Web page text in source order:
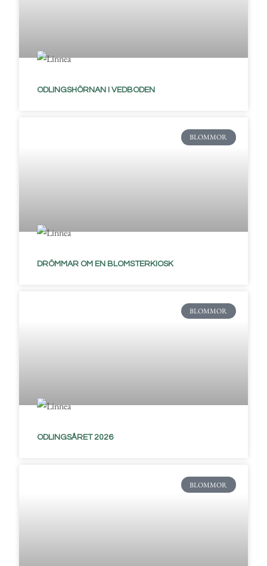
ODLINGSHÖRNAN I VEDBODEN
BLOMMOR
DRÖMMAR OM EN BLOMSTERKIOSK
BLOMMOR
ODLINGSÅRET 2026
BLOMMOR